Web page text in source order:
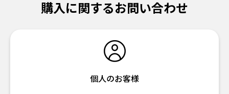
購入に関するお問い合わせ
個人のお客様